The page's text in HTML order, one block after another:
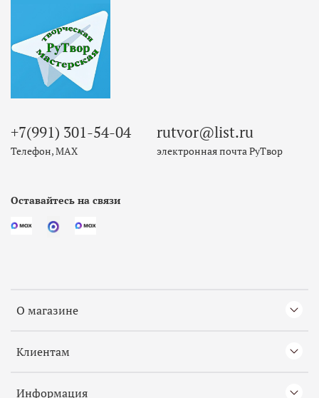
О магазине
Клиентам
Информация
+7(991) 301-54-04
Телефон, МАХ
rutvor@list.ru
электронная почта РуТвор
Оставайтесь на связи